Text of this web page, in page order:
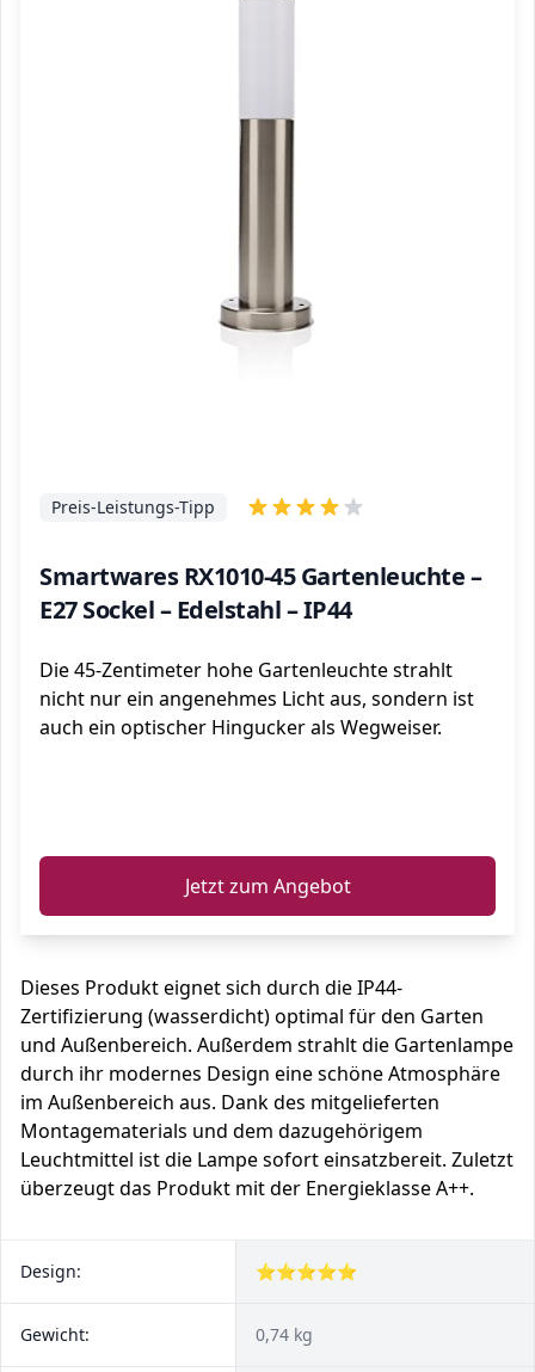
Smartwares RX1010-45 Gartenleuchte –
E27 Sockel – Edelstahl – IP44
Preis-Leistungs-Tipp
Die 45-Zentimeter hohe Gartenleuchte strahlt
nicht nur ein angenehmes Licht aus, sondern ist
auch ein optischer Hingucker als Wegweiser.
Jetzt zum Angebot
Dieses Produkt eignet sich durch die IP44-
Zertifizierung (wasserdicht) optimal für den Garten
und Außenbereich. Außerdem strahlt die Gartenlampe
durch ihr modernes Design eine schöne Atmosphäre
im Außenbereich aus. Dank des mitgelieferten
Montagematerials und dem dazugehörigem
Leuchtmittel ist die Lampe sofort einsatzbereit. Zuletzt
überzeugt das Produkt mit der Energieklasse A++.
Design: ⭐⭐⭐⭐⭐
Gewicht: 0,74 kg